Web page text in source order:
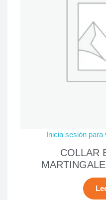
Inicia sesión
COLLAR